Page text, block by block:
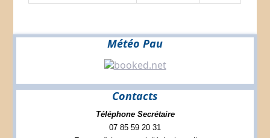
Météo Pau
Contacts
Téléphone Secrétaire
07 85 59 20 31